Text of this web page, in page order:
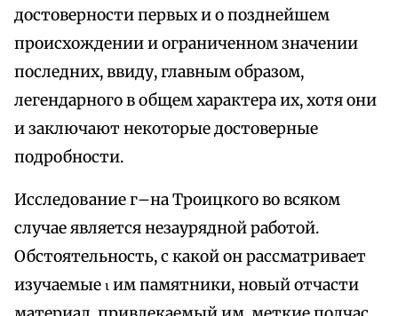
достоверности первых и о позднейшем
происхождении и ограниченном значении
последних, ввиду, главным образом,
легендарного в общем характера их, хотя они
и заключают некоторые достоверные
подробности.
Исследование г–на Троицкого во всяком
случае является незаурядной работой.
Обстоятельность, с какой он рассматривает
изучаемые ι им памятники, новый отчасти